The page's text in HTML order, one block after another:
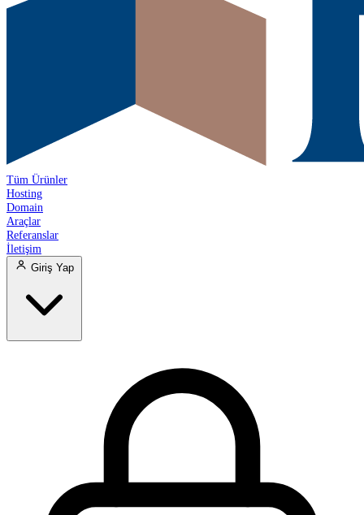
Tüm Ürünler
Hosting
Domain
Araçlar
Referanslar
İletişim
Giriş Yap